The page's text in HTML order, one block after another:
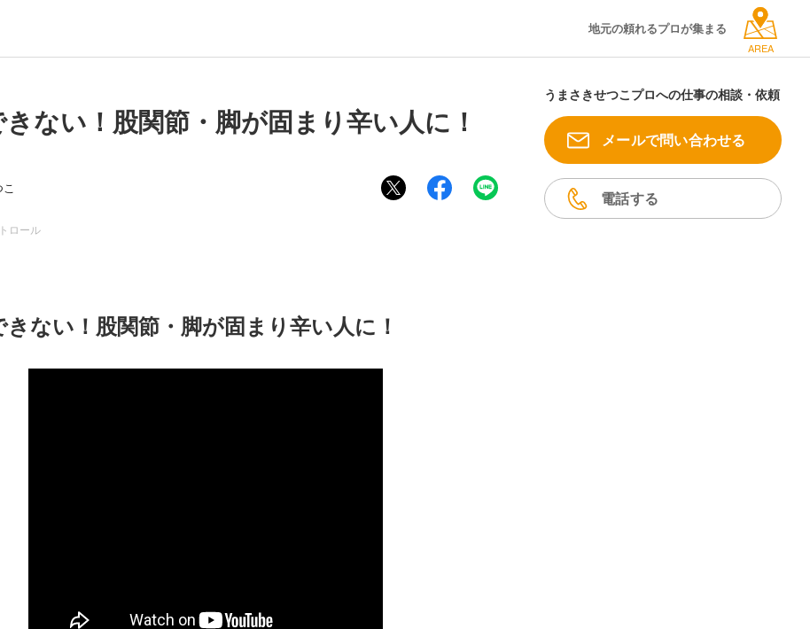
地元の頼れるプロが集まる
AREA
ない！股関節・脚が固まり辛い人に！
ロール
ない！股関節・脚が固まり辛い人に！
うまさきせつこプロへの仕事の相談・依頼
メールで問い合わせる
電話する